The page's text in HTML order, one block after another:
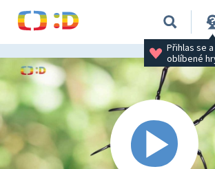
Přihlas se
oblíbené